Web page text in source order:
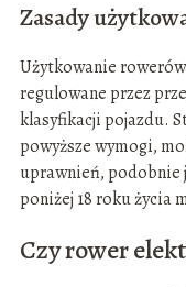
Zasady
Użytkowanie
regulowane przez
klasyfikacji pojazdu.
powyższe wymogi,
uprawnień, podobnie
poniżej 18 roku życia
Czy rower